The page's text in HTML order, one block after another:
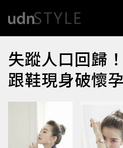
失蹤人口回歸
跟鞋現身破懷